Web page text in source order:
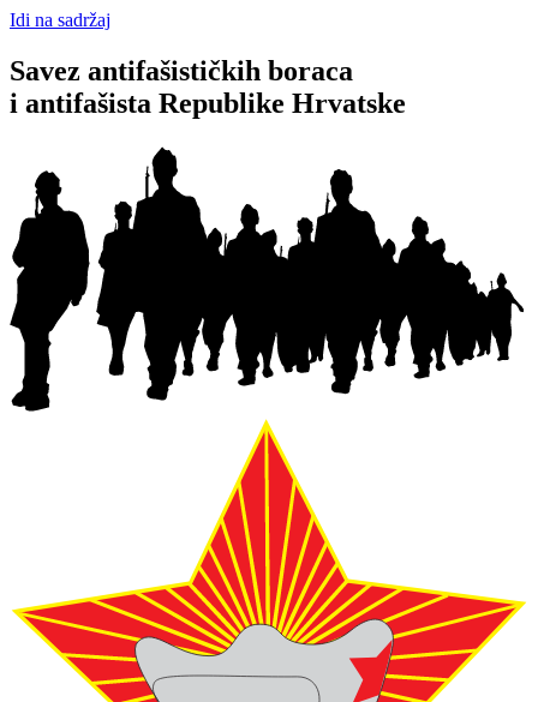
Idi na sadržaj
Savez antifašističkih boraca
i antifašista Republike Hrvatske